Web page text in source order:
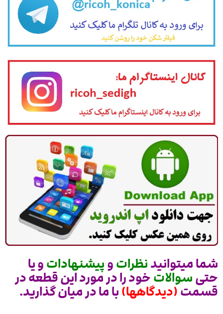
شما میتوانیدنظراتوپیشنهاداتو یا
حتیسوالاتخود را در مورد این قطعه در
قسمت(دیدگاهها)با ما در میان گذارید.